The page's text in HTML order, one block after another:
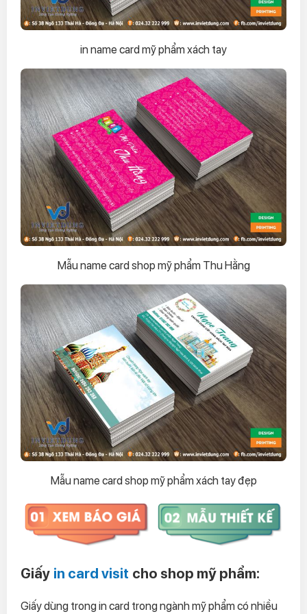
in name card mỹ phẩm xách tay
Mẫu name card shop mỹ phẩm Thu Hằng
Mẫu name card shop mỹ phẩm xách tay đẹp
Giấy in card visit cho shop mỹ phẩm:
Giấy dùng trong in card trong ngành mỹ phẩm có nhiều